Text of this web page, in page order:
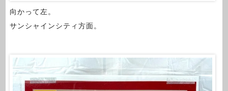
向かって左。
サンシャインシティ方面。